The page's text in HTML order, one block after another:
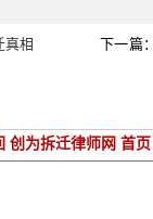
真相 下一篇
创为拆迁律师网 首